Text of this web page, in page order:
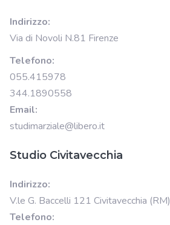
Indirizzo:
Via di Novoli N.81 Firenze
Telefono:
055.415978
344.1890558
Email:
studimarziale@libero.it
Studio Civitavecchia
Indirizzo:
V.le G. Baccelli 121 Civitavecchia (RM)
Telefono: